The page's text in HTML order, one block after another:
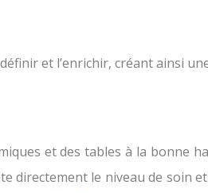
et l’enrichir, créant ainsi
et des tables à la
directement le niveau de soin